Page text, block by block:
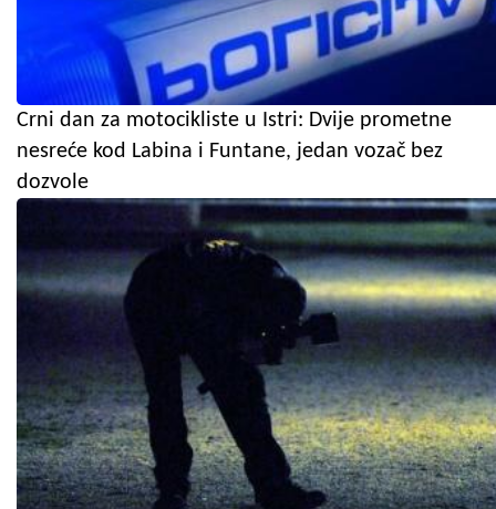
Crni dan za motocikliste u Istri: Dvije prometne
nesreće kod Labina i Funtane, jedan vozač bez
dozvole